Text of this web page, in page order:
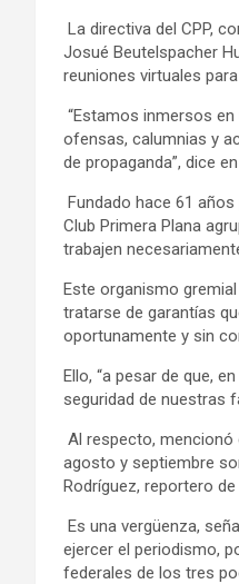
La directiva del CPP,
Josué Beutelspacher
reuniones virtuales
“Estamos inmersos
ofensas, calumnias y
de propaganda”, dice
Fundado hace 61
Club Primera Plana
trabajen
Este organismo
tratarse de garantías
oportunamente y sin
Ello, “a pesar de que,
seguridad de nuestras
Al respecto, mencionó
agosto y septiembre
Rodríguez, reportero de
Es una vergüenza,
ejercer el periodismo,
federales de los tres